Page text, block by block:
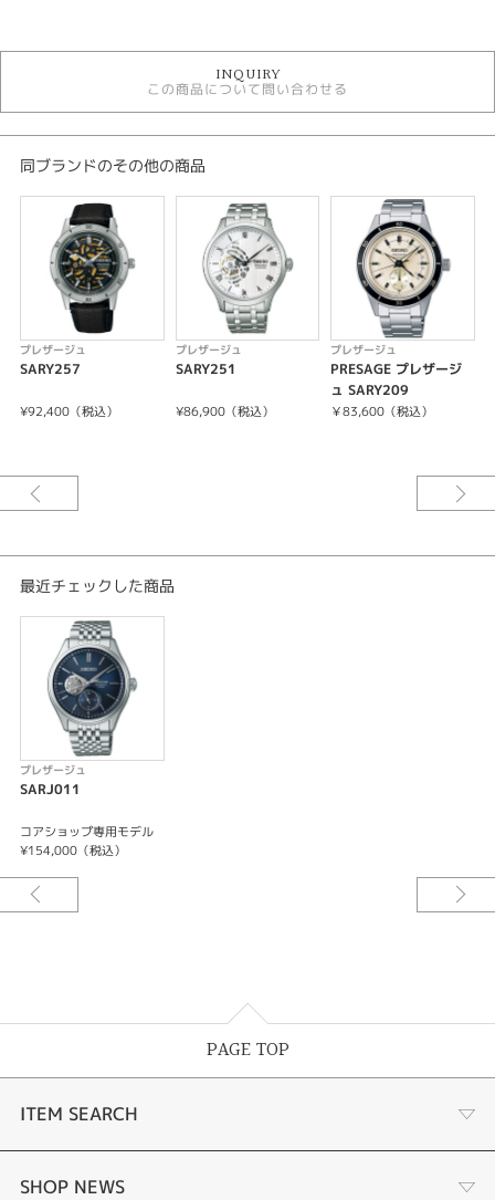
時計
自動巻き
10気圧防水
メンズウォッチ
金属ベルト
メンズ 腕時計
プレザージュ
性別
腕時計
PRESAGE
コアショップ専用モデル
メカニカル 自動巻（手巻つき）
日差＋25秒～－15秒
最大巻上時約72時間持続
24石
-24時針つき
-秒針停止機能
INQUIRY
この商品について問い合わせる
同ブランドのその他の商品
プレザージュ
SARY257
¥92,400（税込）
プレザージュ
SARY251
¥86,900（税込）
プレザージュ
PRESAGE プレザージ
ュ SARY209
￥83,600（税込）
最近チェックした商品
プレザージュ
SARJ011
コアショップ専用モデル
¥154,000（税込）
PAGE TOP
ITEM SEARCH
婚約指輪
SHOP NEWS